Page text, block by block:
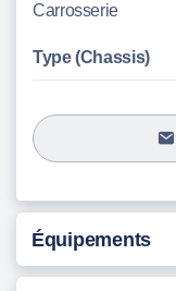
Carrosserie
Type (Chassis)
Équipements